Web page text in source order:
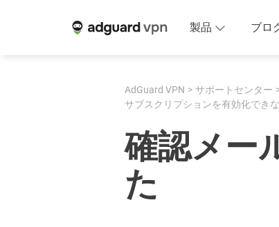
製品 ブロ
AdGuard VPN サポートセンター
サブスクリプションを有効化でき
確認メー
た